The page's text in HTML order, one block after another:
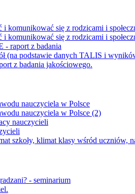
i komunikować się z rodzicami i
i komunikować się z rodzicami i
- raport z badania
(na podstawie danych TALIS i
z badania jakościowego.
nauczyciela w Polsce
nauczyciela w Polsce (2)
nauczycieli
szkoły, klimat klasy wśród
- seminarium